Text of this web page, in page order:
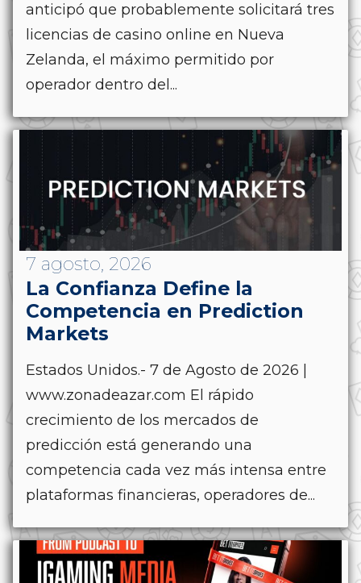
anticipó que probablemente solicitará tres
licencias de casino online en Nueva
Zelanda, el máximo permitido por
operador dentro del...
7 agosto, 2026
La Confianza Define la
Competencia en Prediction
Markets
Estados Unidos.- 7 de Agosto de 2026 |
www.zonadeazar.com El rápido
crecimiento de los mercados de
predicción está generando una
competencia cada vez más intensa entre
plataformas financieras, operadores de...